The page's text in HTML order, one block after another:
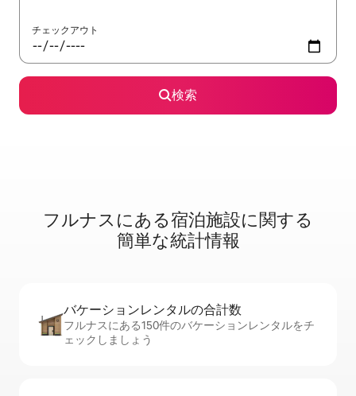
チェックアウト
検索
フルナスに⁠あ⁠る宿⁠泊⁠施⁠設⁠に関⁠す⁠る
簡⁠単⁠な統⁠計⁠情⁠報
バケーションレ⁠ン⁠タ⁠ル⁠の合⁠計⁠数
フルナスにある150件のバケーションレンタルをチ
ェックしましょう